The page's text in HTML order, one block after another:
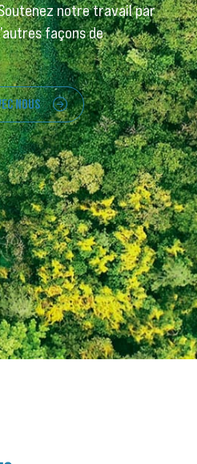
notre travail par
façons de
NOUS